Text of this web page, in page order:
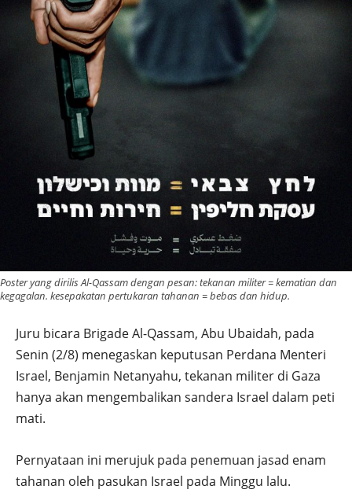
Poster yang dirilis Al-Qassam dengan pesan: tekanan militer = kematian dan
kegagalan. kesepakatan pertukaran tahanan = bebas dan hidup.
Juru bicara Brigade Al-Qassam, Abu Ubaidah, pada
Senin (2/8) menegaskan keputusan Perdana Menteri
Israel, Benjamin Netanyahu, tekanan militer di Gaza
hanya akan mengembalikan sandera Israel dalam peti
mati.
Pernyataan ini merujuk pada penemuan jasad enam
tahanan oleh pasukan Israel pada Minggu lalu.